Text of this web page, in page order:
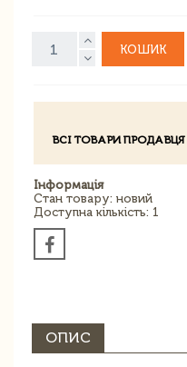
КОШИК
ВСІ ТОВАРИ ПРОДАВЦЯ
Інформація
Стан товару: новий
Доступна кількість: 1
ОПИС